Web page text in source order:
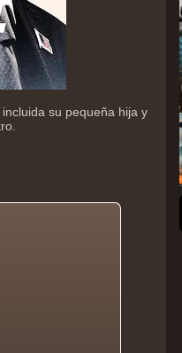
su pequeña hija y